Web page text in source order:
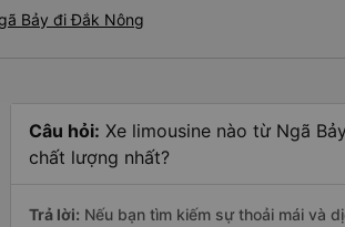
Bảy đi Đắk Nông
Câu hỏi: Xe limousine nào từ Ngã
chất lượng nhất?
Trả lời: Nếu bạn tìm kiếm sự thoải mái và